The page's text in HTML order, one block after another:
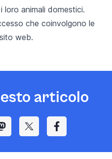
loro animali domestici.
che coinvolgono le
web.
articolo